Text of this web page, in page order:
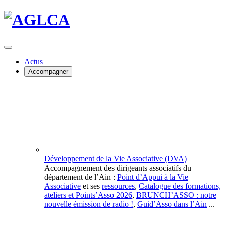
Actus
Accompagner
Développement de la Vie Associative (DVA)
Accompagnement des dirigeants associatifs du
département de l’Ain : Point d’Appui à la Vie
Associative et ses ressources, Catalogue des formations,
ateliers et Points’Asso 2026, BRUNCH’ASSO : notre
nouvelle émission de radio !, Guid’Asso dans l’Ain ...